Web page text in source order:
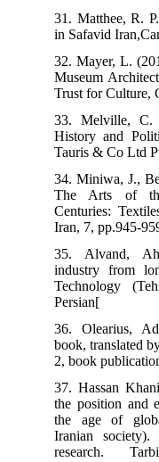
31.
in
32.
Trust for
33.
History
Tauris &
34.
The
Iran, 7,
35.
36.
book,
2, book
37.
the
the
Iranian